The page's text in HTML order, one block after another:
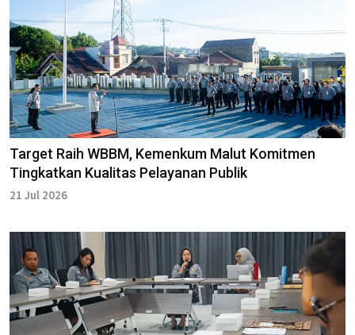
Target Raih WBBM, Kemenkum Malut Komitmen
Tingkatkan Kualitas Pelayanan Publik
21 Jul 2026